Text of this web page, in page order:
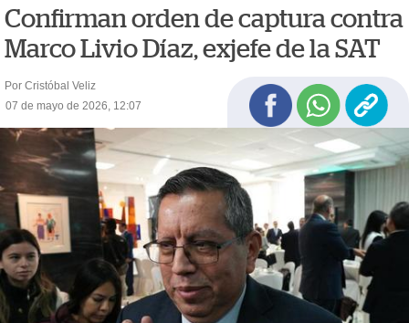
Confirman orden de captura contra
Marco Livio Díaz, exjefe de la SAT
Por Cristóbal Veliz
07 de mayo de 2026, 12:07